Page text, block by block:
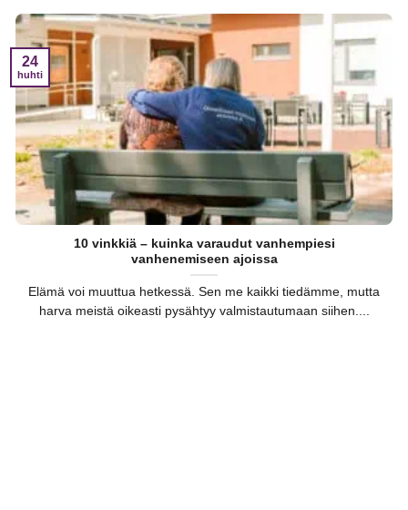
10 vinkkiä – kuinka varaudut vanhempiesi
vanhenemiseen ajoissa
Elämä voi muuttua hetkessä. Sen me kaikki tiedämme, mutta
harva meistä oikeasti pysähtyy valmistautumaan siihen....
24
huhti